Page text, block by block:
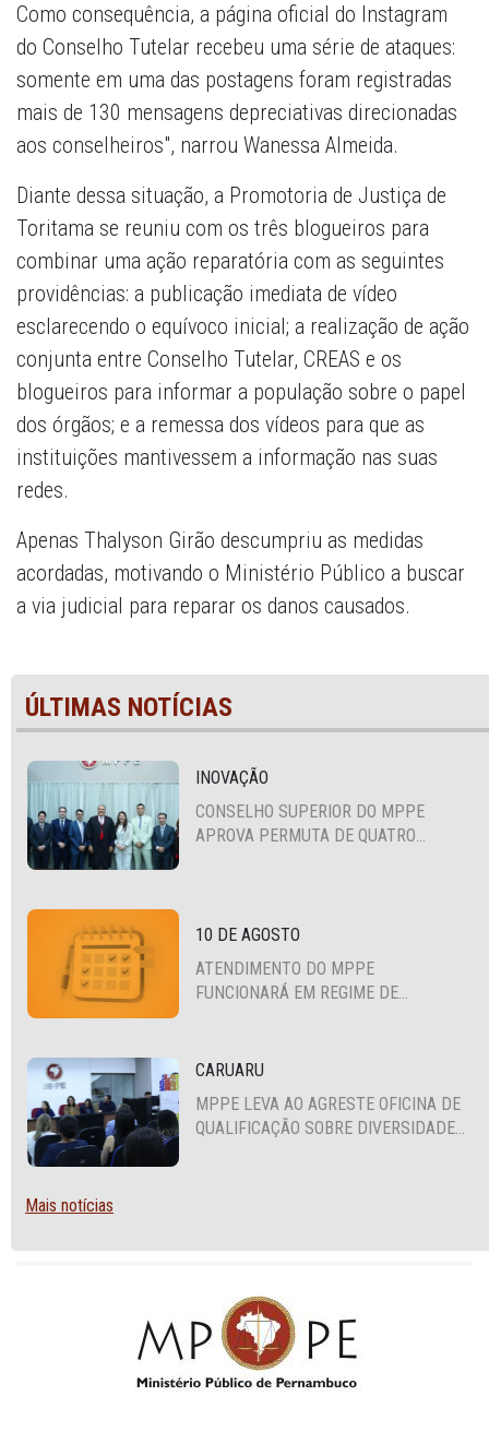
Como consequência, a página oficial do Instagram
do Conselho Tutelar recebeu uma série de ataques:
somente em uma das postagens foram registradas
mais de 130 mensagens depreciativas direcionadas
aos conselheiros", narrou Wanessa Almeida.
Diante dessa situação, a Promotoria de Justiça de
Toritama se reuniu com os três blogueiros para
combinar uma ação reparatória com as seguintes
providências: a publicação imediata de vídeo
esclarecendo o equívoco inicial; a realização de ação
conjunta entre Conselho Tutelar, CREAS e os
blogueiros para informar a população sobre o papel
dos órgãos; e a remessa dos vídeos para que as
instituições mantivessem a informação nas suas
redes.
Apenas Thalyson Girão descumpriu as medidas
acordadas, motivando o Ministério Público a buscar
a via judicial para reparar os danos causados.
ÚLTIMAS NOTÍCIAS
INOVAÇÃO
CONSELHO SUPERIOR DO MPPE
APROVA PERMUTA DE QUATRO
10 DE AGOSTO
ATENDIMENTO DO MPPE
FUNCIONARÁ EM REGIME DE
CARUARU
MPPE LEVA AO AGRESTE OFICINA DE
QUALIFICAÇÃO SOBRE DIVERSIDADE
Mais notícias